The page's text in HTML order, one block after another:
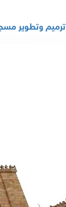
ترميم وتطوير